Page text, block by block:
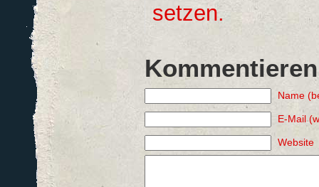
setzen.
Kommentieren
Name
E-Mail
Website